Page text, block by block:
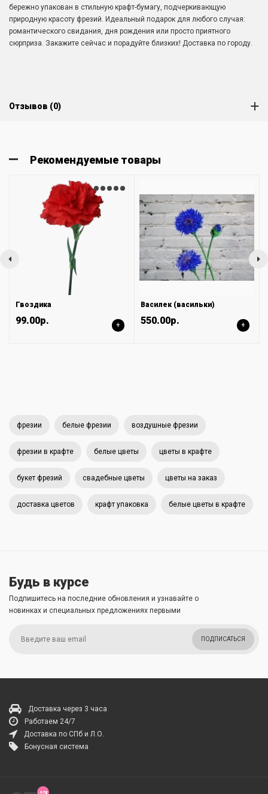
бережно упакован в стильную крафт-бумагу, подчеркивающую
природную красоту фрезий. Идеальный подарок для любого случая:
романтического свидания, дня рождения или просто приятного
сюрприза. Закажите сейчас и порадуйте близких! Доставка по городу.
Отзывов (0)
Рекомендуемые товары
Гвоздика
99.00р. +
Василек (васильки)
550.00р. +
фрезии белые фрезии воздушные фрезии
фрезии в крафте белые цветы цветы в крафте
букет фрезий свадебные цветы цветы на заказ
доставка цветов крафт упаковка белые цветы в крафте
Будь в курсе
Подпишитесь на последние обновления и узнавайте о
новинках и специальных предложениях первыми
ПОДПИСАТЬСЯ
Доставка через 3 часа
Работаем 24/7
Доставка по СПб и Л.О.
Бонусная система